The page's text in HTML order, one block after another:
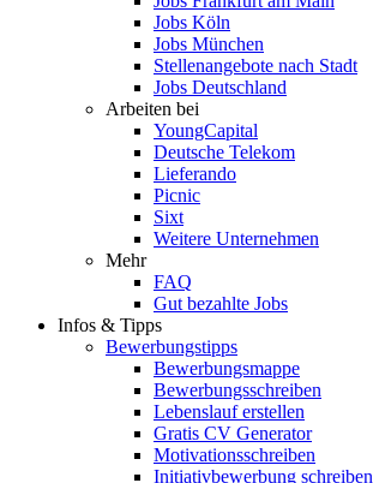
Jobs Köln
Jobs München
Stellenangebote nach Stadt
Jobs Deutschland
Arbeiten bei
YoungCapital
Deutsche Telekom
Lieferando
Picnic
Sixt
Weitere Unternehmen
Mehr
FAQ
Gut bezahlte Jobs
Infos & Tipps
Bewerbungstipps
Bewerbungsmappe
Bewerbungsschreiben
Lebenslauf erstellen
Gratis CV Generator
Motivationsschreiben
Initiativbewerbung schreiben